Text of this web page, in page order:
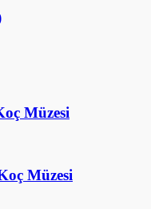
Müzesi
Müzesi